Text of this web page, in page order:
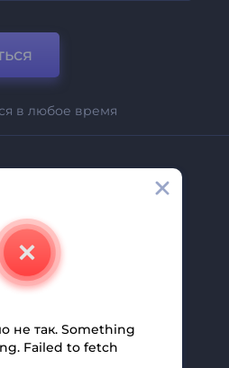
в любое время
С Нами
Программа
не так. Something
Failed to fetch